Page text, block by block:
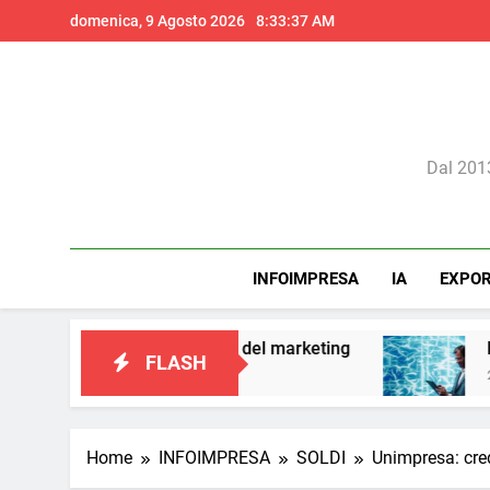
to
domenica, 9 Agosto 2026 8:33:39 AM
Il
Dal
INFOIMPRESA IA
FLASH
italiana del marketing Perché
2 Giorni Ago
Home INFOIMPRESA SOLDI Unimpresa: